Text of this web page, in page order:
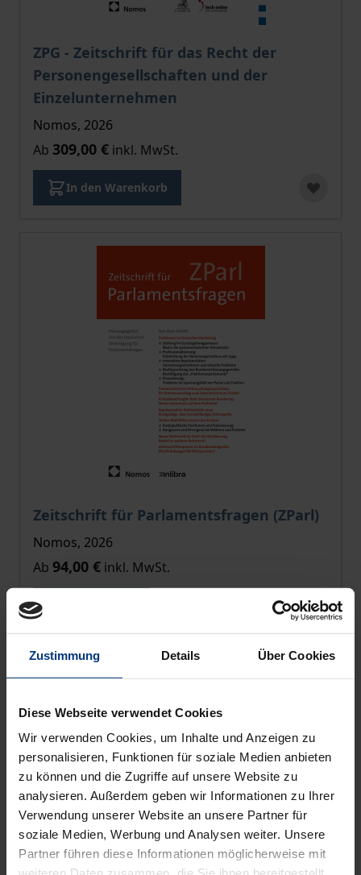
Zustimmung Details Über Cookies
Diese Webseite verwendet Cookies
Wir verwenden Cookies, um Inhalte und Anzeigen zu
personalisieren, Funktionen für soziale Medien anbieten
zu können und die Zugriffe auf unsere Website zu
analysieren. Außerdem geben wir Informationen zu Ihrer
Verwendung unserer Website an unsere Partner für
soziale Medien, Werbung und Analysen weiter. Unsere
Partner führen diese Informationen möglicherweise mit
ZPG - Zeitschrift für das Recht der
Personengesellschaften und der
Einzelunternehmen
Der Preis dieses Titels richtet sich nach der
Nomos, 2026
Ab 309,00 € inkl. MwSt.
In den Warenkorb
Zeitschrift für Parlamentsfragen (ZParl)
Der Preis dieses Titels richtet sich nach der
Nomos, 2026
Ab 94,00 € inkl. MwSt.